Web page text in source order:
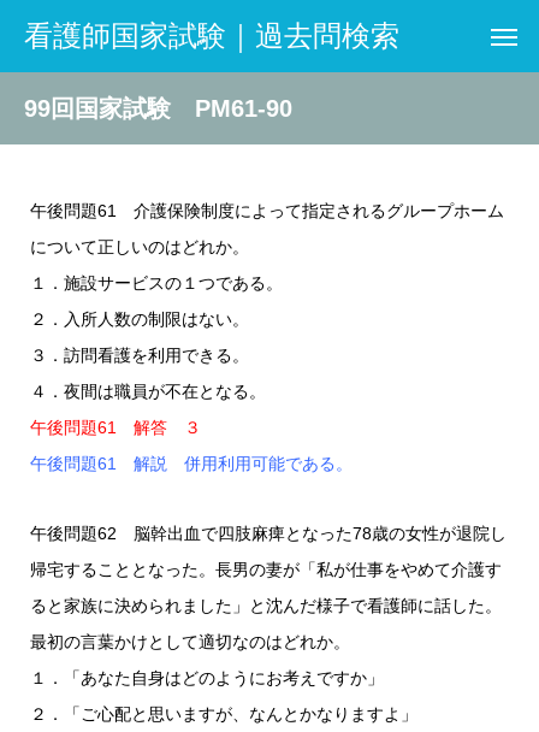
看護師国家試験｜過去問検索
99回国家試験 PM61-90
午後問題61 介護保険制度によって指定されるグループホーム
について正しいのはどれか。
１．施設サービスの１つである。
２．入所人数の制限はない。
３．訪問看護を利用できる。
４．夜間は職員が不在となる。
午後問題61 解答 ３
午後問題61 解説 併用利用可能である。
午後問題62 脳幹出血で四肢麻痺となった78歳の女性が退院し
帰宅することとなった。長男の妻が「私が仕事をやめて介護す
ると家族に決められました」と沈んだ様子で看護師に話した。
最初の言葉かけとして適切なのはどれか。
１．「あなた自身はどのようにお考えですか」
２．「ご心配と思いますが、なんとかなりますよ」